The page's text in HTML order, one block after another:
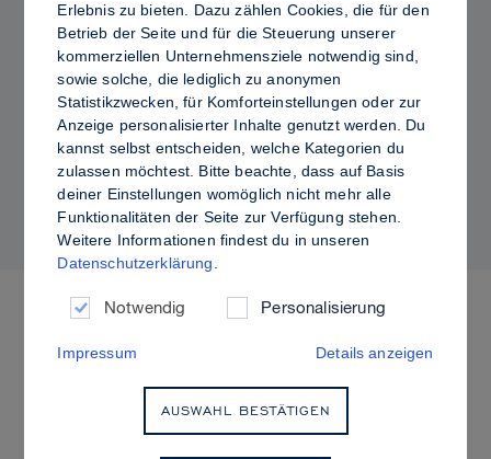
PRO TIPS
Dewy vs. Oily Skin: So fixierst du Sculpt &
Glow für ein strahlendes Finish mit
kontrolliertem Glanz
ANSTEHENDE VERANSTALTUNGEN
Erlebnis zu bieten. Dazu zählen Cookies, die für den
Betrieb der Seite und für die Steuerung unserer
kommerziellen Unternehmensziele notwendig sind,
sowie solche, die lediglich zu anonymen
Statistikzwecken, für Komforteinstellungen oder zur
Anzeige personalisierter Inhalte genutzt werden. Du
kannst selbst entscheiden, welche Kategorien du
zulassen möchtest. Bitte beachte, dass auf Basis
deiner Einstellungen womöglich nicht mehr alle
Funktionalitäten der Seite zur Verfügung stehen.
Weitere Informationen findest du in unseren
Datenschutzerklärung
Notwendig Personalisierung
Impressum Details anzeigen
AUSWAHL BESTÄTIGEN